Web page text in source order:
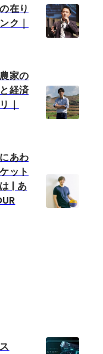
在り
ク｜
家の
経済
｜
あわ
ット
| あ